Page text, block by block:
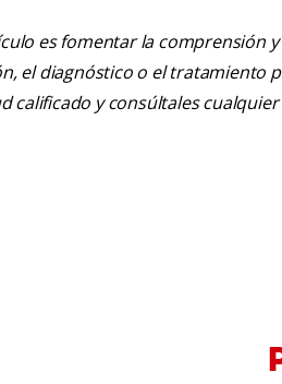
es fomentar la comprensión
el diagnóstico o el tratamiento
calificado y consúltales